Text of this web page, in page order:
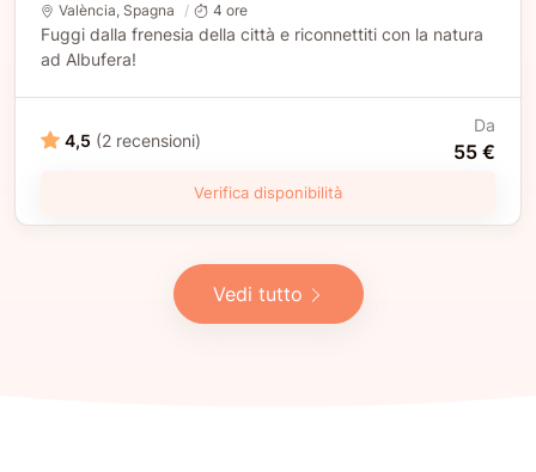
València, Spagna 4 ore
Fuggi dalla frenesia della città e riconnettiti con la natura
ad Albufera!
4,5 (2 recensioni)
Da
55 €
Verifica disponibilità
Vedi tutto